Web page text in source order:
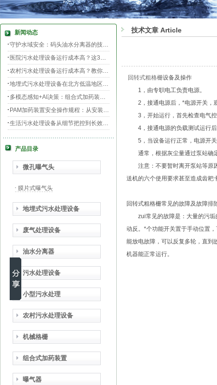
新闻动态
守护水域安全：码头油水分离器的技术升级与效能提升
医院污水处理设备运行成本高？这3个环节最烧钱
农村污水处理设备运行成本高？教你三招轻松降低运维费用！
地埋式污水处理设备在北方低温地区的运行稳定性：挑战与对策
多模态感知+AI决策：组合式加药装置的智能运维新范式
PAM加药装置安全操作规程：从安装到运维的全流程规范
生活污水处理设备从细节把控到长效运行的全流程指南
膜片曝气器安装指南，从池底准备到运行测试
PAC加药装置工业水处理的“化学魔法师”
产品目录
微孔曝气头
膜片式曝气头
地埋式污水处理设备
废气处理设备
油水分离器
污水处理设备
小型污水处理
农村污水处理设备
机械格栅
组合式加药装置
曝气器
技术文章 Article
回转式粗格栅设备及操作
1，由专职电工负责电源。
2，接通电源后，*电源开关，观
3，开始运行，首先检查电气控
4，接通电源的负载测试运行后
5，当设备运行正常，电源开关
通常，根据灰尘量通过泵站确定
注意：不要暂时离开泵站等原因
送机的六个使用要求甚至造成齿耙
回转式粗格栅常见的故障及故障排
zui常见的故障是：大量的污垢
动反。*个功能开关置于手动位置
能放电故障，可以反复多轮，直到
机器能正常运行。